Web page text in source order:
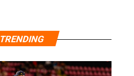
TRENDING